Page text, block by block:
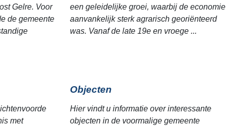
Gelre. Voor
de gemeente
een geleidelijke groei, waarbij de economie
aanvankelijk sterk agrarisch georiënteerd
was. Vanaf de late 19e en vroege ...
met
Objecten
Hier vindt u informatie over interessante
objecten in de voormalige gemeente